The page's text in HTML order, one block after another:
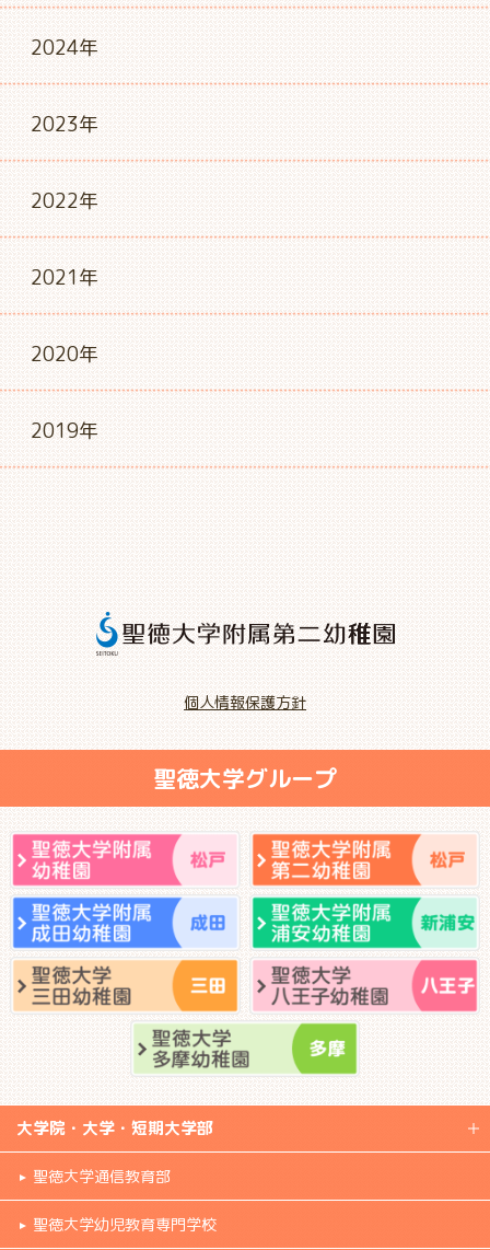
2024年
2023年
2022年
2021年
2020年
2019年
聖徳大学グループ
大学院・大学・短期大学部
聖徳大学通信教育部
聖徳大学幼児教育専門学校
個人情報保護方針